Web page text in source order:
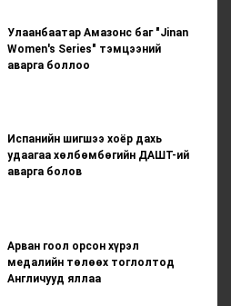
Улаанбаатар Амазонс баг "Jinan
Women's Series" тэмцээний
аварга боллоо
Испанийн шигшээ хоёр дахь
удаагаа хөлбөмбөгийн ДАШТ-ий
аварга болов
Арван гоол орсон хүрэл
медалийн төлөөх тоглолтод
Англичууд яллаа